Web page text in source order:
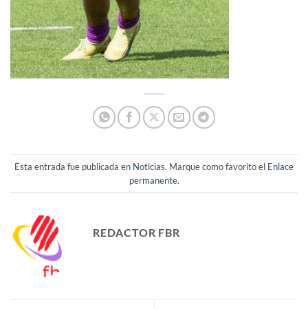
Esta entrada fue publicada en Noticias. Marque como favorito el Enlace
permanente.
REDACTOR FBR